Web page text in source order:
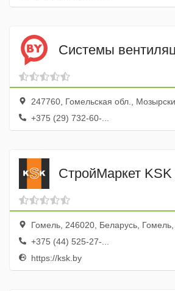
Системы
247760, Гомельская обл., Мозырский р-н,
+375 (29) 732-60-...
СтройМаркет KSK
Гомель, 246020, Беларусь, Гомель,
+375 (44) 525-27-...
https://ksk.by